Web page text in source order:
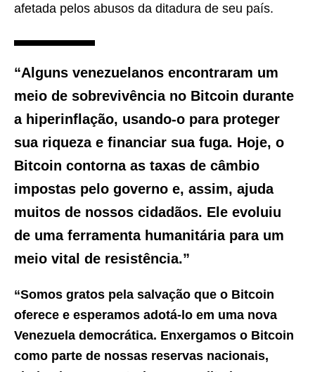
afetada pelos abusos da ditadura de seu país.
“Alguns venezuelanos encontraram um
meio de sobrevivência no Bitcoin durante
a hiperinflação, usando-o para proteger
sua riqueza e financiar sua fuga. Hoje, o
Bitcoin contorna as taxas de câmbio
impostas pelo governo e, assim, ajuda
muitos de nossos cidadãos. Ele evoluiu
de uma ferramenta humanitária para um
meio vital de resistência.”
“Somos gratos pela salvação que o Bitcoin
oferece e esperamos adotá-lo em uma nova
Venezuela democrática. Enxergamos o Bitcoin
como parte de nossas reservas nacionais,